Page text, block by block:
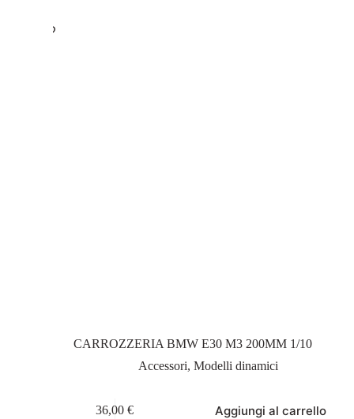
CARROZZERIA BMW E30 M3 200MM 1/10
Accessori,Modelli dinamici
36,00€ Aggiungi al carrello